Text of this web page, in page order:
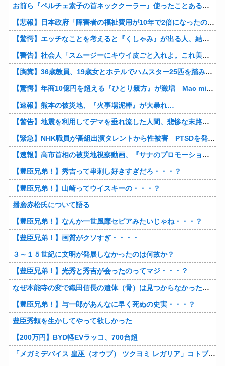
お前ら『ペルチェ素子の首ネッククーラー』使ったことあるか？
【悲報】日本政府「障害者の福祉費用が10年で2倍になったので抑制します」
【驚愕】エッチなことを考えると『くしゃみ』が出る人、結構いると判明
【警告】社会人「スムージーにキウイ皮ごと入れよ。これ美容にいいんだよね〜」→ 結果…
【胸糞】36歳教員、19歳女とホテルでハムスター25匹を踏み潰すなどして逮捕
【驚愕】年商10億円を超える『ひとり親方』が激増 Mac miniを大量購入しAIを従業員に
【速報】熊本の被災地、『火事場泥棒』が大暴れ…
【警告】地震を利用してデマを垂れ流した人間、悲惨な末路を迎える…
【緊急】NHK職員が番組出演タレントから性被害 PTSDを発症し休職へ
【速報】高市首相の被災地視察動画、『サナのプロモーションビデオ』すぎて炎上
【豊臣兄弟！】秀吉って串刺し好きすぎだろ・・・？
【豊臣兄弟！】山崎ってウイスキーの・・・？
播磨赤松氏について語る
【豊臣兄弟！】なんか一世風靡セピアみたいじゃね・・・？
【豊臣兄弟！】画質がクソすぎ・・・・
３～１５世紀に文明が発展しなかったのは何故か？
【豊臣兄弟！】光秀と秀吉が会ったのってマジ・・・？
なぜ本能寺の変で織田信長の遺体（骨）は見つからなかったのか
【豊臣兄弟！】与一郎があんなに早く死ぬの史実・・・？
豊臣秀頼を生かしてやって欲しかった
【200万円】BYD軽EVラッコ、700台超
「メガミデバイス 皇巫（オウブ） ツクヨミ レガリア」コトブキヤデビュー…